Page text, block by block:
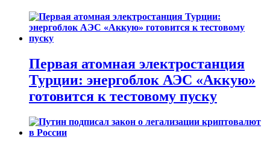
Первая атомная электростанция
Турции: энергоблок АЭС «Аккую»
готовится к тестовому пуску